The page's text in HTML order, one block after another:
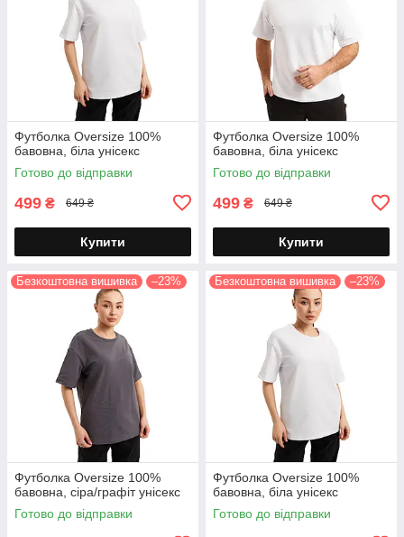
Футболка Oversize 100%
бавовна, біла унісекс
Готово до відправки
499 ₴ 649 ₴
Купити
Футболка Oversize 100%
бавовна, біла унісекс
Готово до відправки
499 ₴ 649 ₴
Купити
Безкоштовна вишивка –23%
Футболка Oversize 100%
бавовна, сіра/графіт унісекс
Готово до відправки
Безкоштовна вишивка –23%
Футболка Oversize 100%
бавовна, біла унісекс
Готово до відправки